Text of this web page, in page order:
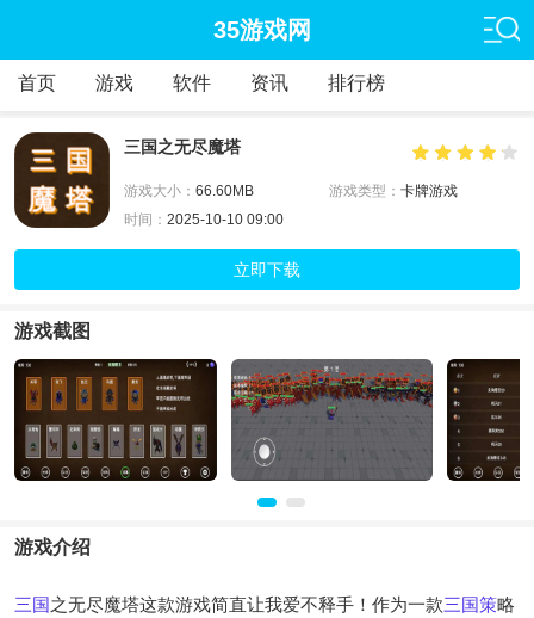
35游戏网
首页 游戏 软件 资讯 排行榜
三国之无尽魔塔
游戏大小： 66.60MB 游戏类型： 卡牌游戏
时间： 2025-10-10 09:00
立即下载
游戏截图
游戏介绍
三国之无尽魔塔这款游戏简直让我爱不释手！作为一款三国策略